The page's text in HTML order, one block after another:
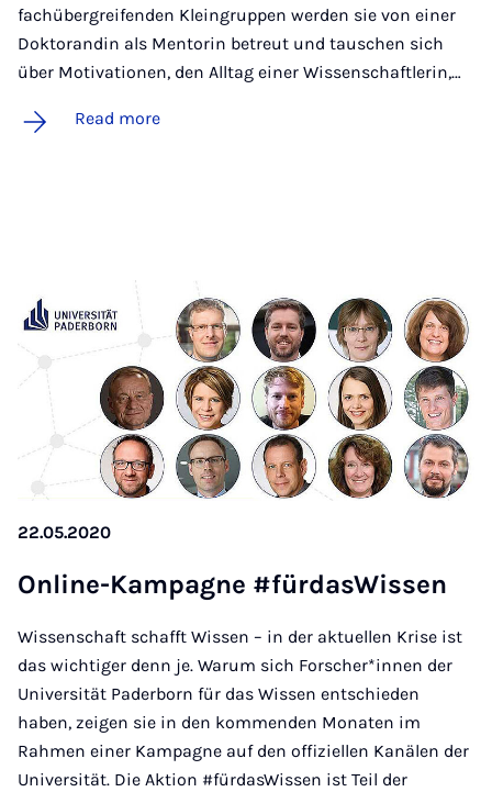
fachübergreifenden Kleingruppen werden sie von einer
Doktorandin als Mentorin betreut und tauschen sich
über Motivationen, den Alltag einer Wissenschaftlerin,…
Read more
22.05.2020
On­line-Kam­pagne #für­dasWis­sen
Wissenschaft schafft Wissen – in der aktuellen Krise ist
das wichtiger denn je. Warum sich Forscher*innen der
Universität Paderborn für das Wissen entschieden
haben, zeigen sie in den kommenden Monaten im
Rahmen einer Kampagne auf den offiziellen Kanälen der
Universität. Die Aktion #fürdasWissen ist Teil der